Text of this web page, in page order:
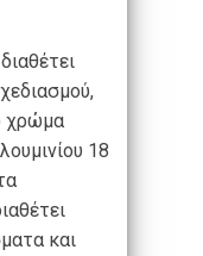
χρώμα
18
και